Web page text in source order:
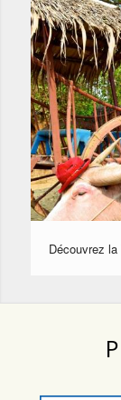
Découvrez